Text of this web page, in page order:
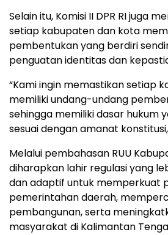
Selain itu, Komisi II DPR RI juga
setiap kabupaten dan kota
pembentukan yang berdiri
penguatan identitas dan
“Kami ingin memastikan setiap
memiliki undang-undang
sehingga memiliki dasar hukum
sesuai dengan amanat
Melalui pembahasan RUU
diharapkan lahir regulasi yang
dan adaptif untuk memperkuat
pemerintahan daerah,
pembangunan, serta
masyarakat di Kalimantan